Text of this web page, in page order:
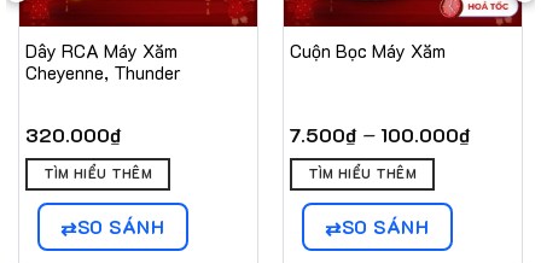
Dây RCA Máy Xăm
Cheyenne, Thunder
320.000₫
TÌM HIỂU THÊM
SO SÁNH
Cuộn Bọc Máy Xăm
7.500₫ – 100.000₫Khoảng
TÌM HIỂU THÊM
này
nhiều
SO SÁNH